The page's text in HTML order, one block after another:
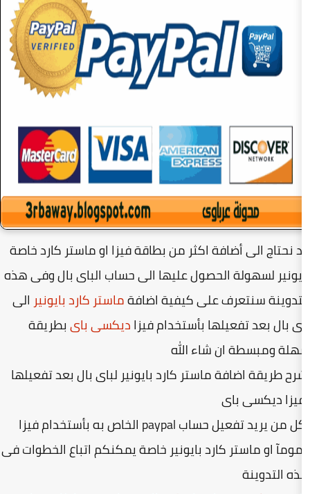
اكثر من بطاقة فيزا او ماستر كارد خاصة
الحصول عليها الى حساب الباى بال وفى هذه
على كيفية اضافةماستر كارد بايونيرالى
بأستخدام فيزا ديكسى باىبطريقة
شاء الله
ماستر كارد بايونير لباى بال بعد تفعيلها
لكل من يريد تفعيل حساب paypal الخاص به بأستخدام فيزا
بايونير خاصة يمكنكم اتباع الخطوات فى